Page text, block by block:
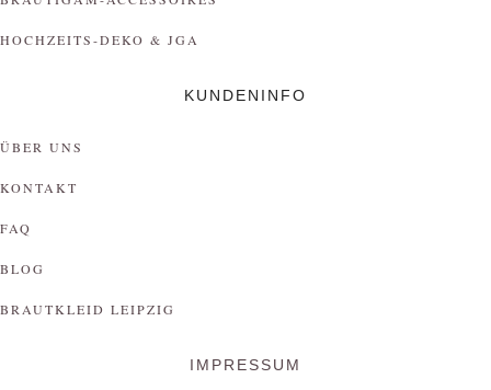
HOCHZEITS-DEKO & JGA
KUNDENINFO
ÜBER UNS
KONTAKT
FAQ
BLOG
BRAUTKLEID LEIPZIG
IMPRESSUM